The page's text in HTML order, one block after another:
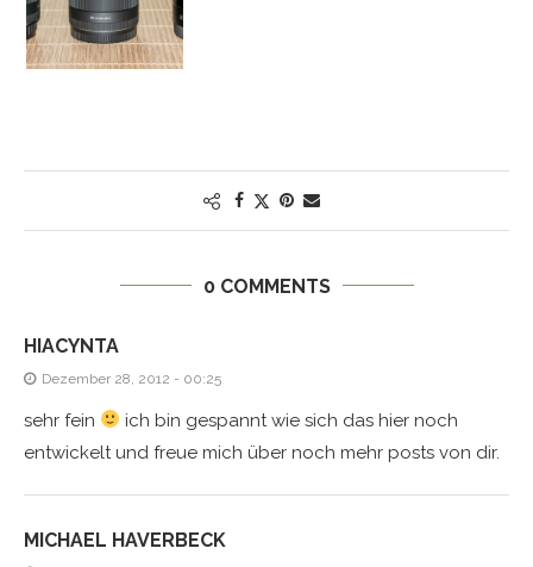
0 COMMENTS
HIACYNTA
Dezember 28, 2012 - 00:25
sehr fein
ich bin gespannt wie sich das hier noch
entwickelt und freue mich über noch mehr posts von dir.
MICHAEL HAVERBECK